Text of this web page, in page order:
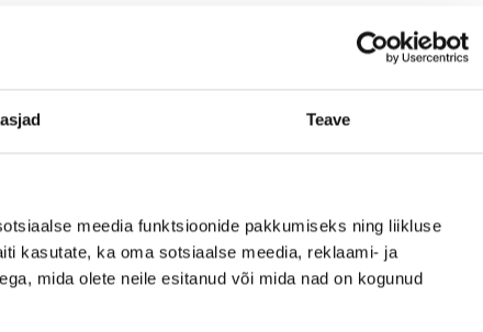
Teave
meedia funktsioonide pakkumiseks ning liikluse
kasutate, ka oma sotsiaalse meedia, reklaami- ja
mida olete neile esitanud või mida nad on kogunud
sanitaarruumide puhastusvahendi või
lapiga või klaasipuhastusvahendiga.
Nii ei teki klaasi pinnale kuivanud plekke.
puhasta need äädikalahusega